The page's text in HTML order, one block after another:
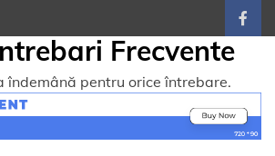
Frecvente
îndemână pentru orice întrebare.